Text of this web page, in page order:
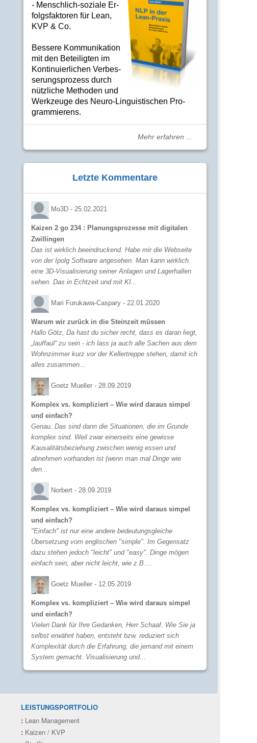
- Mensch­lich-soziale Er­
folgs­fak­to­ren für Lean,
KVP & Co.
Bes­se­re Kom­­mu­­ni­ka­tion
mit den Betei­lig­ten im
Kon­ti­nuier­li­chen Ver­bes­
se­rungs­­pro­­zess durch
nütz­­liche Me­­tho­­den und
Werk­­zeuge des Neuro-Linguis­­ti­schen Pro­­
gram­­mie­­rens.
Mehr erfahren ...
Letzte Kommentare
Mo3D - 25.02.2021
Kaizen 2 go 234 : Planungsprozesse mit digitalen
Zwillingen
Das ist wirklich beeindruckend. Habe mir die Webseite
von der Ipolg Software angesehen. Man kann wirklich
eine 3D-Visualisierung seiner Anlagen und Lagerhallen
sehen. Das in Echtzeit und mit KI...
Mari Furukawa-Caspary - 22.01.2020
Warum wir zurück in die Steinzeit müssen
Hallo Götz, Da hast du sicher recht, dass es daran liegt,
„lauffaul“ zu sein - ich lass ja auch alle Sachen aus dem
Wohnzimmer kurz vor der Kellertreppe stehen, damit ich
alles zusammen...
Goetz Mueller - 28.09.2019
Komplex vs. kompliziert – Wie wird daraus simpel
und einfach?
Genau. Das sind dann die Situationen, die im Grunde
komplex sind. Weil zwar einerseits eine gewisse
Kausalitätsbeziehung zwischen wenig essen und
abnehmen vorhanden ist (wenn man mal Dinge wie
den...
Norbert - 28.09.2019
Komplex vs. kompliziert – Wie wird daraus simpel
und einfach?
"Einfach" ist nur eine andere bedeutungsgleiche
Übersetzung vom englischen "simple". Im Gegensatz
dazu stehen jedoch "leicht" und "easy". Dinge mögen
einfach sein, aber nicht leicht, wie z.B....
Goetz Mueller - 12.05.2019
Komplex vs. kompliziert – Wie wird daraus simpel
und einfach?
Vielen Dank für Ihre Gedanken, Herr Schaaf. Wie Sie ja
selbst erwähnt haben, entsteht bzw. reduziert sich
Komplexität durch die Erfahrung, die jemand mit einem
System gemacht. Visualisierung und...
LEISTUNGSPORTFOLIO
:Lean Management
:Kaizen / KVP